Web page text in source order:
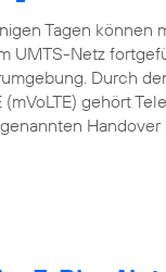
Tagen können
UMTS-Netz
Durch
(mVoLTE) gehört